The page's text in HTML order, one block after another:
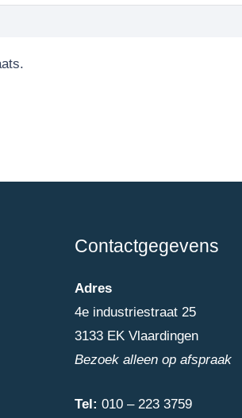
Contactgegevens
Adres
4e industriestraat 25
3133 EK Vlaardingen
Bezoek alleen op afspraak
Tel: 010 – 223 3759